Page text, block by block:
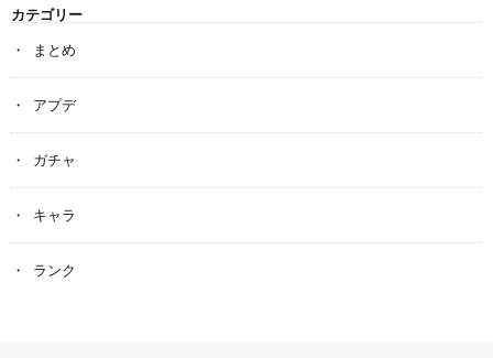
カテゴリー
まとめ
アプデ
ガチャ
キャラ
ランク